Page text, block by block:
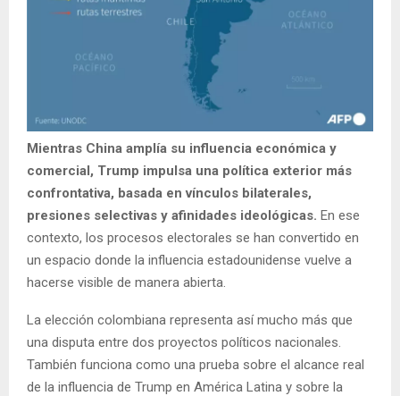
Mientras China amplía su influencia económica y
comercial, Trump impulsa una política exterior más
confrontativa, basada en vínculos bilaterales,
presiones selectivas y afinidades ideológicas. En ese
contexto, los procesos electorales se han convertido en
un espacio donde la influencia estadounidense vuelve a
hacerse visible de manera abierta.
La elección colombiana representa así mucho más que
una disputa entre dos proyectos políticos nacionales.
También funciona como una prueba sobre el alcance real
de la influencia de Trump en América Latina y sobre la